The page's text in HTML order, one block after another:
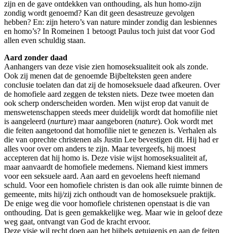
zijn en de gave ontdekken van onthouding, als hun homo-zijn
zondig wordt genoemd? Kan dit geen desastreuze gevolgen
hebben? En: zijn hetero’s van nature minder zondig dan lesbiennes
en homo’s? In Romeinen 1 betoogt Paulus toch juist dat voor God
allen even schuldig staan.
Aard zonder daad
Aanhangers van deze visie zien homoseksualiteit ook als zonde.
Ook zij menen dat de genoemde Bijbelteksten geen andere
conclusie toelaten dan dat zij de homoseksuele daad afkeuren. Over
de homofiele aard zeggen de teksten niets. Deze twee moeten dan
ook scherp onderscheiden worden. Men wijst erop dat vanuit de
menswetenschappen steeds meer duidelijk wordt dat homofilie niet
is aangeleerd (nurture) maar aangeboren (nature). Ook wordt met
die feiten aangetoond dat homofilie niet te genezen is. Verhalen als
die van oprechte christenen als Justin Lee bevestigen dit. Hij had er
alles voor over om anders te zijn. Maar tevergeefs, hij moest
accepteren dat hij homo is. Deze visie wijst homoseksualiteit af,
maar aanvaardt de homofiele medemens. Niemand kiest immers
voor een seksuele aard. Aan aard en gevoelens heeft niemand
schuld. Voor een homofiele christen is dan ook alle ruimte binnen de
gemeente, mits hij/zij zich onthoudt van de homoseksuele praktijk.
De enige weg die voor homofiele christenen openstaat is die van
onthouding. Dat is geen gemakkelijke weg. Maar wie in geloof deze
weg gaat, ontvangt van God de kracht ervoor.
Deze visie wil recht doen aan het bijbels getuigenis en aan de feiten